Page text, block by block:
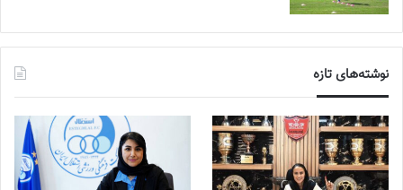
نوشته‌های تازه